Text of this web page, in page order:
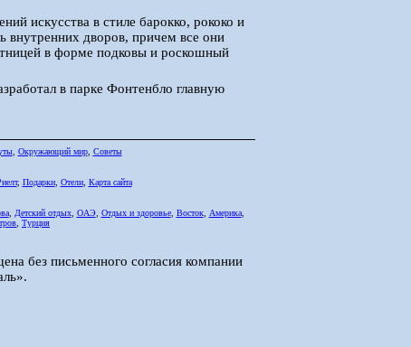
искусства в стиле барокко, рококо и
внутренних дворов, причем все они
в форме подковы и роскошный
в парке Фонтенбло главную
, Окружающий мир, Советы
, Подарки, Отели, Карта сайта
, Детский отдых, ОАЭ, Отдых и здоровье, Восток, Америка,
Турция
без письменного согласия компании